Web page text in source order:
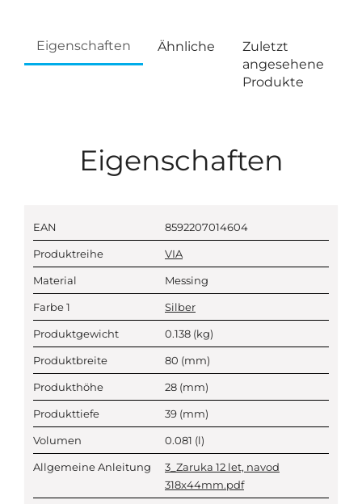
Eigenschaften Ähnliche
Zuletzt
angesehene
Produkte
Eigenschaften
EAN 8592207014604
Produktreihe VIA
Material Messing
Farbe 1 Silber
Produktgewicht 0.138 (kg)
Produktbreite 80 (mm)
Produkthöhe 28 (mm)
Produkttiefe 39 (mm)
Volumen 0.081 (l)
Allgemeine Anleitung
3_Zaruka 12 let, navod
318x44mm.pdf